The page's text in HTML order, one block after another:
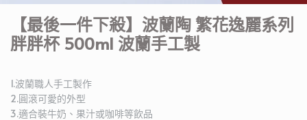
【最後一件下殺】波蘭陶 繁花逸麗系列
胖胖杯 500ml 波蘭手工製
1.波蘭職人手工製作
2.圓滾可愛的外型
3.適合裝牛奶、果汁或咖啡等飲品